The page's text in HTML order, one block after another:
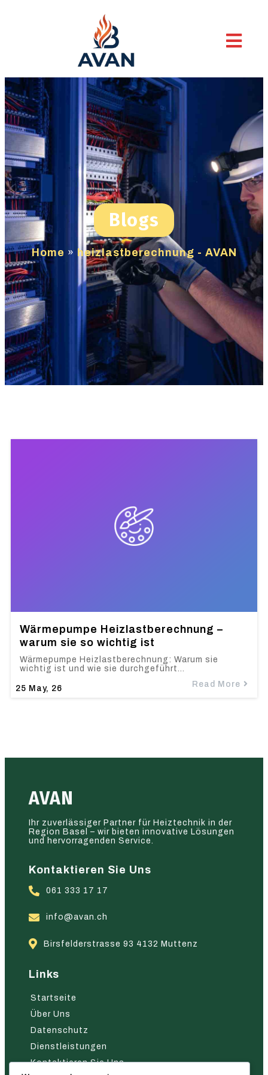
Blogs
Home » heizlastberechnung - AVAN
Wärmepumpe Heizlastberechnung –
warum sie so wichtig ist
25 May, 26
Wärmepumpe Heizlastberechnung: Warum sie
wichtig ist und wie sie durchgeführt…
Read More
AVAN
Ihr zuverlässiger Partner für Heiztechnik in der
Region Basel – wir bieten innovative Lösungen
und hervorragenden Service.
Kontaktieren Sie Uns
061 333 17 17
info@avan.ch
Birsfelderstrasse 93 4132 Muttenz
Links
Startseite
Über Uns
Datenschutz
Dienstleistungen
Kontaktieren Sie Uns